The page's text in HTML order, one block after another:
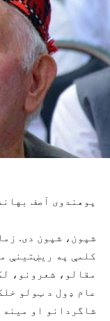
پوهندوی آصف
شپون، شپون دی.
کلمې په ریښتینې
مقالو، شعرونو،
عام ډول د ټولو
شاگردانو او مینه